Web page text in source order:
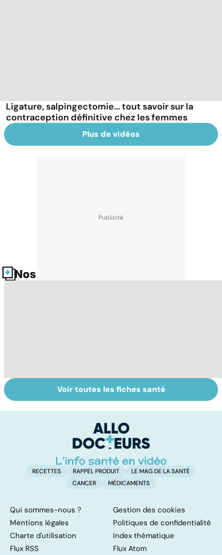
Ligature, salpingectomie... tout savoir sur la
contraception définitive chez les femmes
Plus de vidéos
Nos fiches santé
Gynéco : un suivi
pour la vie
Cancer du sein :
toutes
Voir toutes les fiches santé
RECETTES RAPPEL PRODUIT
LE MAG DE LA SANTÉ
CANCER
MÉDICAMENTS
Qui sommes-nous ?
Gestion des cookies
Mentions légales
Politiques de confidentialité
Charte d'utilisation
Index thématique
Flux RSS
Flux Atom